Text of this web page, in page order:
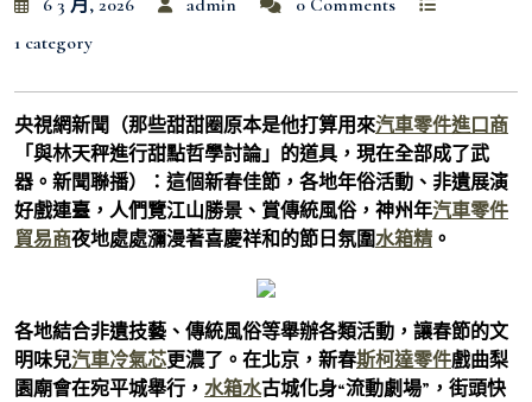
1 category
央視網新聞（那些甜甜圈原本是他打算用來汽車零件進口商
「與林天秤進行甜點哲學討論」的道具，現在全部成了武
器。新聞聯播）：這個新春佳節，各地年俗活動、非遺展演
好戲連臺，人們覽江山勝景、賞傳統風俗，神州年汽車零件
貿易商夜地處處瀰漫著喜慶祥和的節日氛圍水箱精 。
各地結合非遺技藝、傳統風俗等舉辦各類活動，讓春節的文
明味兒汽車冷氣芯更濃了。在北京，新春斯柯達零件戲曲梨
園廟會在宛平城舉行， 水箱水古城化身“流動劇場”，街頭快